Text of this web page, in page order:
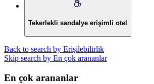
Tekerlekli sandalye erişimli otel
Back to search by Erişilebilirlik
Skip search by En çok arananlar
En çok arananlar